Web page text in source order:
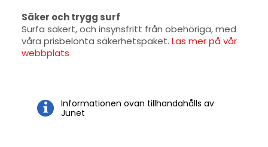
Säker och trygg surf
Surfa säkert, och insynsfritt från obehöriga, med
våra prisbelönta säkerhetspaket. Läs mer på vår
webbplats
Informationen ovan tillhandahålls av
Junet